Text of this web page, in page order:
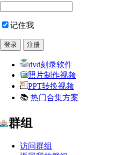
记住我
dvd刻录软件
照片制作视频
PPT转换视频
📚 热门合集方案
群组
访问群组